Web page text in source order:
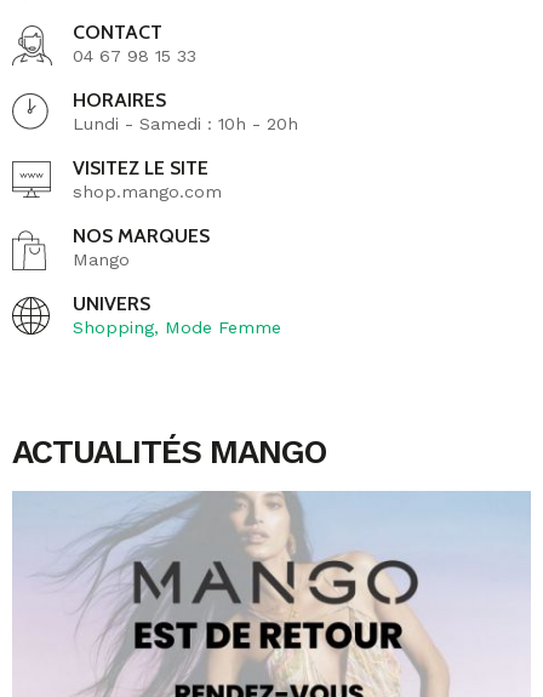
CONTACT
04 67 98 15 33
HORAIRES
Lundi - Samedi : 10h - 20h
VISITEZ LE SITE
shop.mango.com
NOS MARQUES
Mango
UNIVERS
Shopping, Mode Femme
ACTUALITÉS MANGO